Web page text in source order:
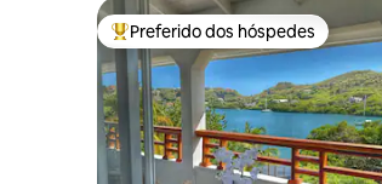
Entre os melhores preferidos dos
Preferido dos hóspedes